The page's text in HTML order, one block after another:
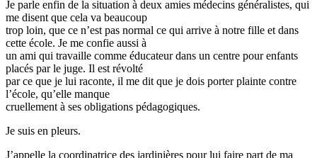
Je parle enfin de la situation à deux amies médecins généralistes, qui
me disent que cela va beaucoup
trop loin, que ce n’est pas normal ce qui arrive à notre fille et dans
cette école. Je me confie aussi à
un ami qui travaille comme éducateur dans un centre pour enfants
placés par le juge. Il est révolté
par ce que je lui raconte, il me dit que je dois porter plainte contre
l’école, qu’elle manque
cruellement à ses obligations pédagogiques.
Je suis en pleurs.
J’appelle la coordinatrice des jardinières pour lui faire part de ma